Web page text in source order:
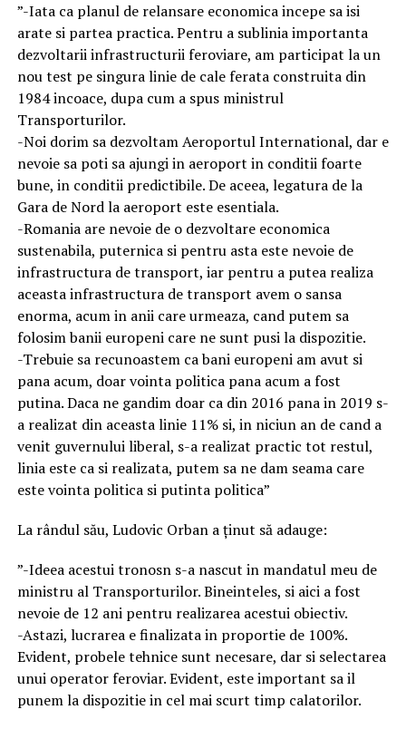
”-Iata ca planul de relansare economica incepe sa isi
arate si partea practica. Pentru a sublinia importanta
dezvoltarii infrastructurii feroviare, am participat la un
nou test pe singura linie de cale ferata construita din
1984 incoace, dupa cum a spus ministrul
Transporturilor.
-Noi dorim sa dezvoltam Aeroportul International, dar e
nevoie sa poti sa ajungi in aeroport in conditii foarte
bune, in conditii predictibile. De aceea, legatura de la
Gara de Nord la aeroport este esentiala.
-Romania are nevoie de o dezvoltare economica
sustenabila, puternica si pentru asta este nevoie de
infrastructura de transport, iar pentru a putea realiza
aceasta infrastructura de transport avem o sansa
enorma, acum in anii care urmeaza, cand putem sa
folosim banii europeni care ne sunt pusi la dispozitie.
-Trebuie sa recunoastem ca bani europeni am avut si
pana acum, doar vointa politica pana acum a fost
putina. Daca ne gandim doar ca din 2016 pana in 2019 s-
a realizat din aceasta linie 11% si, in niciun an de cand a
venit guvernului liberal, s-a realizat practic tot restul,
linia este ca si realizata, putem sa ne dam seama care
este vointa politica si putinta politica”
La rândul său, Ludovic Orban a ținut să adauge:
”-Ideea acestui tronosn s-a nascut in mandatul meu de
ministru al Transporturilor. Bineinteles, si aici a fost
nevoie de 12 ani pentru realizarea acestui obiectiv.
-Astazi, lucrarea e finalizata in proportie de 100%.
Evident, probele tehnice sunt necesare, dar si selectarea
unui operator feroviar. Evident, este important sa il
punem la dispozitie in cel mai scurt timp calatorilor.